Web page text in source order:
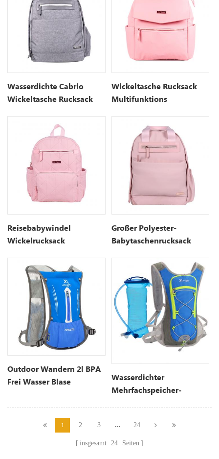
Wasserdichte Cabrio
Wickeltasche Rucksack
Wickeltasche Rucksack
Multifunktions
Wickeltaschen
Reisebabywindel
Wickelrucksack
Großer Polyester-
Babytaschenrucksack
Outdoor Wandern 2l BPA
Frei Wasser Blase
Wasserdichter
Mehrfachspeicher-
1 2 3 ... 24
insgesamt 24 Seiten